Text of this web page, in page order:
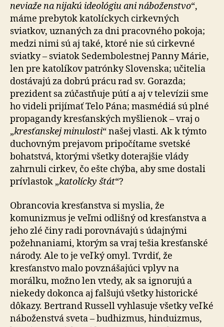
neviaže na nijakú ideológiu ani náboženstvo“,
máme prebytok katolíckych cirkevných
sviatkov, uznaných za dni pracovného pokoja;
medzi nimi sú aj také, ktoré nie sú cirkevné
sviatky – sviatok Sedembolestnej Panny Márie,
len pre katolíkov patrónky Slovenska; učitelia
dostávajú za dobrú prácu rad sv. Gorazda;
prezident sa zúčastňuje pútí a aj v televízii sme
ho videli prijímať Telo Pána; masmédiá sú plné
propagandy kresťanských myšlienok – vraj o
„kresťanskej minulosti“ našej vlasti. Ak k týmto
duchovným prejavom pripočítame svetské
bohatstvá, ktorými všetky doterajšie vlády
zahrnuli cirkev, čo ešte chýba, aby sme dostali
prívlastok „katolícky štát“?
Obrancovia kresťanstva si myslia, že
komunizmus je veľmi odlišný od kresťanstva a
jeho zlé činy radi porovnávajú s údajnými
požehnaniami, ktorým sa vraj tešia kresťanské
národy. Ale to je veľký omyl. Tvrdiť, že
kresťanstvo malo povznášajúci vplyv na
morálku, možno len vtedy, ak sa ignorujú a
niekedy dokonca aj falšujú všetky historické
dôkazy. Bertrand Russell vyhlasuje všetky veľké
náboženstvá sveta – budhizmus, hinduizmus,